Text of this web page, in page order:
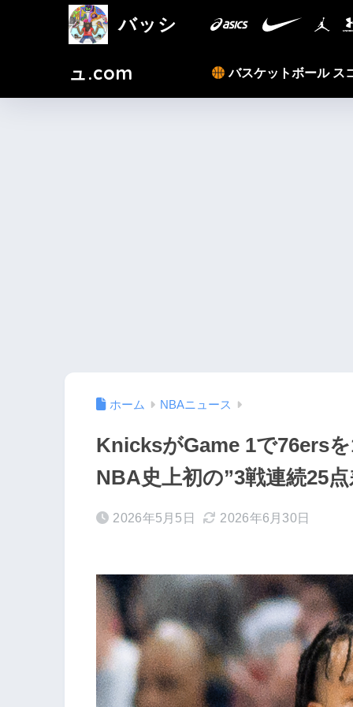
バッシ
ュ.com バスケットボール ス
ホーム NBAニュース
KnicksがGame 1で76ers
NBA史上初の”3戦連続25
2026年5月5日 2026年6月30日